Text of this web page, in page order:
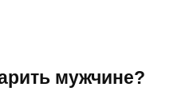
мужчине?